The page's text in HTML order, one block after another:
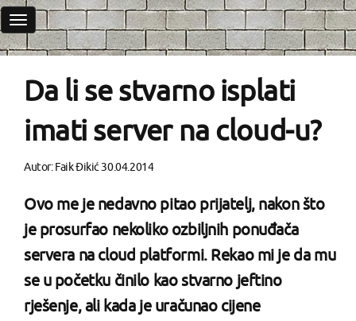
Toggle
navigation
Da li se stvarno isplati
imati server na cloud-u?
Autor:Faik Đikić30.04.2014
Ovo me je nedavno pitao prijatelj, nakon što
je prosurfao nekoliko ozbiljnih ponuđača
servera na cloud platformi. Rekao mi je da mu
se u početku činilo kao stvarno jeftino
rješenje, ali kada je uračunao cijene